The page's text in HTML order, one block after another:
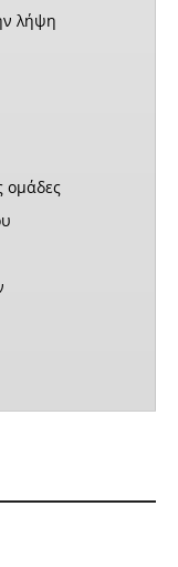
λήψη
ομάδες